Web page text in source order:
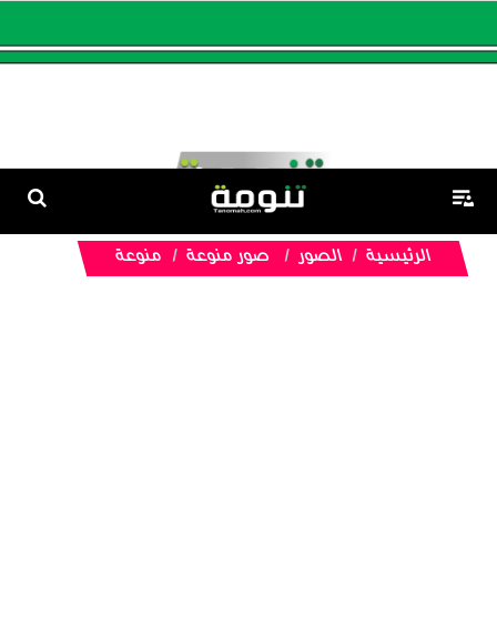
الرئيسية الصور صور منوعة منوعة